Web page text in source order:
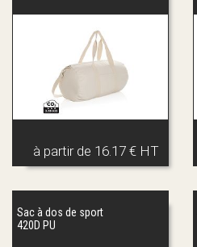
à partir de 16.17 € HT
Sac à dos de sport
420D PU